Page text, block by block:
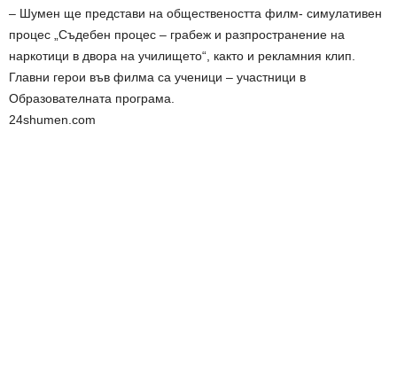
– Шумен ще представи на обществеността филм- симулативен
процес „Съдебен процес – грабеж и разпространение на
наркотици в двора на училището“, както и рекламния клип.
Главни герои във филма са ученици – участници в
Образователната програма.
24shumen.com